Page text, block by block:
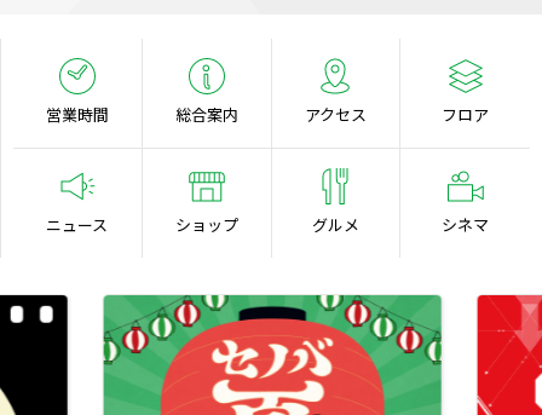
営業時間 総合案内 アクセス フロア
ニュース ショップ グルメ シネマ